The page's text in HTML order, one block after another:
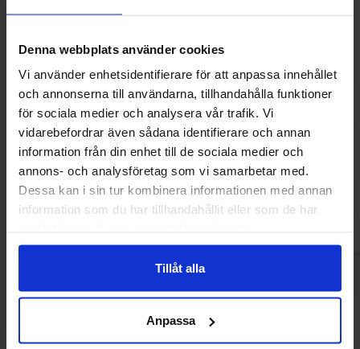
Denna webbplats använder cookies
Vi använder enhetsidentifierare för att anpassa innehållet
och annonserna till användarna, tillhandahålla funktioner
för sociala medier och analysera vår trafik. Vi
vidarebefordrar även sådana identifierare och annan
information från din enhet till de sociala medier och
annons- och analysföretag som vi samarbetar med.
Dessa kan i sin tur kombinera informationen med annan
information som du har tillhandahållit eller som de har
Tillåt alla
Anpassa
Mamba 1kg
113.47 kr
Köp
Andra gillade